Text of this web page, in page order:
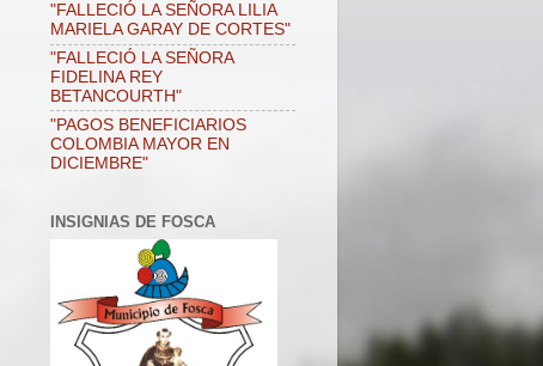
"FALLECIÓ LA SEÑORA LILIA
MARIELA GARAY DE CORTES"
"FALLECIÓ LA SEÑORA
FIDELINA REY
BETANCOURTH"
"PAGOS BENEFICIARIOS
COLOMBIA MAYOR EN
DICIEMBRE"
INSIGNIAS DE FOSCA